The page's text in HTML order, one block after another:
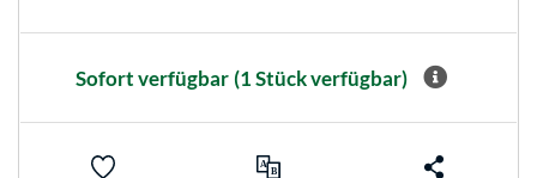
Sofort verfügbar (1 Stück verfügbar)